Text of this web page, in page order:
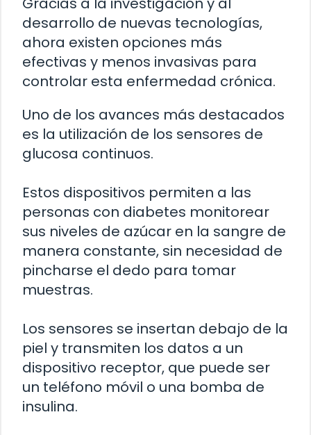
desarrollo de nuevas tecnologías,
ahora existen opciones más
efectivas y menos invasivas para
controlar esta enfermedad crónica.
Uno de los avances más destacados
es la utilización de los sensores de
glucosa continuos.
Estos dispositivos permiten a las
personas con diabetes monitorear
sus niveles de azúcar en la sangre de
manera constante, sin necesidad de
pincharse el dedo para tomar
muestras.
Los sensores se insertan debajo de la
piel y transmiten los datos a un
dispositivo receptor, que puede ser
un teléfono móvil o una bomba de
insulina.